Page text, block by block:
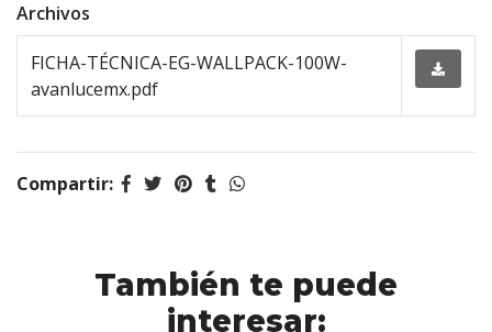
Archivos
FICHA-TÉCNICA-EG-WALLPACK-100W-
avanlucemx.pdf
Compartir:
También te puede
interesar: